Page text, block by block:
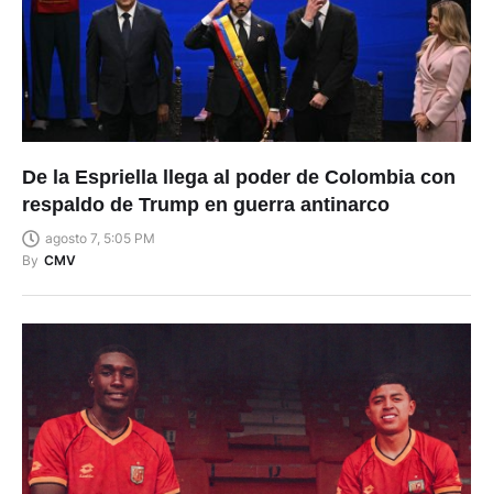
De la Espriella llega al poder de Colombia con
respaldo de Trump en guerra antinarco
agosto 7, 5:05 PM
By CMV